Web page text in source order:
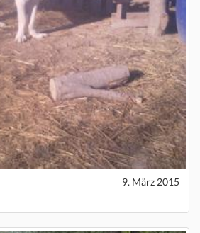
9. März 2015